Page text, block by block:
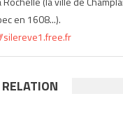
en 1608...).
silereve1.free.fr